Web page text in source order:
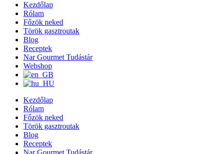
Kezdőlap
Rólam
Főzök neked
Török gasztroutak
Blog
Receptek
Nar Gourmet Tudástár
Webshop
Kezdőlap
Rólam
Főzök neked
Török gasztroutak
Blog
Receptek
Nar Gourmet Tudástár